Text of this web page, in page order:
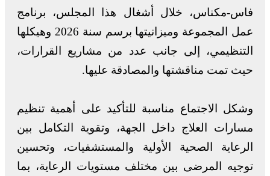
فاس-مكناس، خلال أشغال هذا المجلس، برنامج
عمل المجموعة وميزانيتها برسم سنة 2026 وهيكلها
التنظيمي، إلى جانب عدد من مشاريع القرارات،
حيث تمت مناقشتها والمصادقة عليها.
وشكل الاجتماع مناسبة للتأكيد على أهمية تنظيم
مسارات العلاج داخل الجهة، وتقوية التكامل بين
الرعاية الصحية الأولية والمستشفيات، وتحسين
توجيه المرضى بين مختلف مستويات الرعاية، بما